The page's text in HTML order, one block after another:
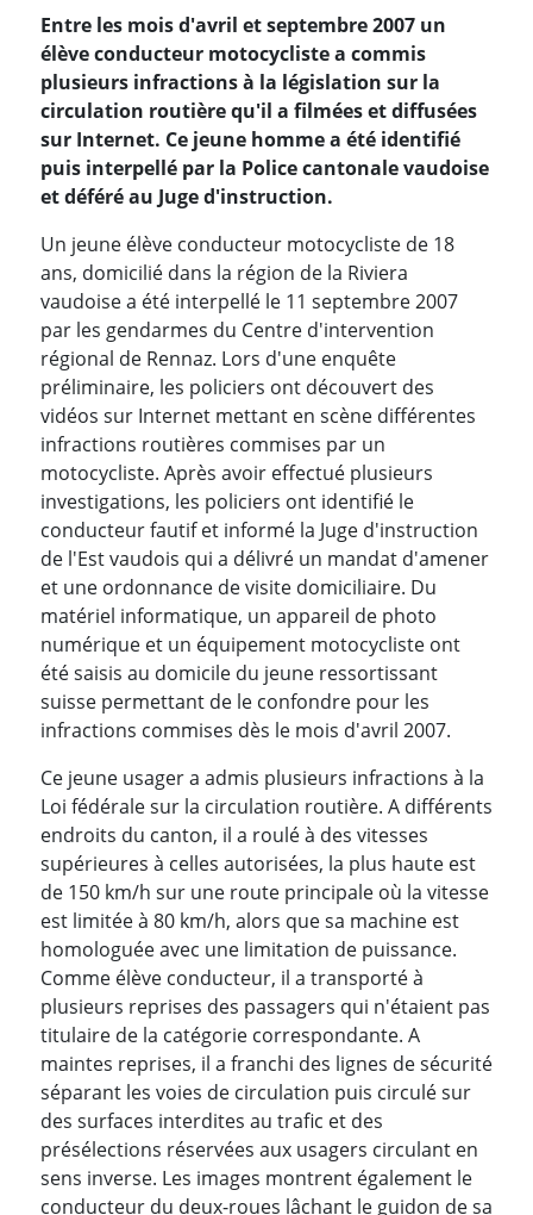
Entre les mois d'avril et septembre 2007 un
élève conducteur motocycliste a commis
plusieurs infractions à la législation sur la
circulation routière qu'il a filmées et diffusées
sur Internet. Ce jeune homme a été identifié
puis interpellé par la Police cantonale vaudoise
et déféré au Juge d'instruction.
Un jeune élève conducteur motocycliste de 18
ans, domicilié dans la région de la Riviera
vaudoise a été interpellé le 11 septembre 2007
par les gendarmes du Centre d'intervention
régional de Rennaz. Lors d'une enquête
préliminaire, les policiers ont découvert des
vidéos sur Internet mettant en scène différentes
infractions routières commises par un
motocycliste. Après avoir effectué plusieurs
investigations, les policiers ont identifié le
conducteur fautif et informé la Juge d'instruction
de l'Est vaudois qui a délivré un mandat d'amener
et une ordonnance de visite domiciliaire. Du
matériel informatique, un appareil de photo
numérique et un équipement motocycliste ont
été saisis au domicile du jeune ressortissant
suisse permettant de le confondre pour les
infractions commises dès le mois d'avril 2007.
Ce jeune usager a admis plusieurs infractions à la
Loi fédérale sur la circulation routière. A différents
endroits du canton, il a roulé à des vitesses
supérieures à celles autorisées, la plus haute est
de 150 km/h sur une route principale où la vitesse
est limitée à 80 km/h, alors que sa machine est
homologuée avec une limitation de puissance.
Comme élève conducteur, il a transporté à
plusieurs reprises des passagers qui n'étaient pas
titulaire de la catégorie correspondante. A
maintes reprises, il a franchi des lignes de sécurité
séparant les voies de circulation puis circulé sur
des surfaces interdites au trafic et des
présélections réservées aux usagers circulant en
sens inverse. Les images montrent également le
conducteur du deux-roues lâchant le guidon de sa